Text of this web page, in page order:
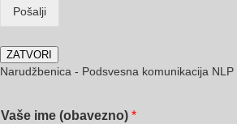
Pošalji
ZATVORI
Narudžbenica - Podsvesna komunikacija NLP
Vaše ime (obavezno) *